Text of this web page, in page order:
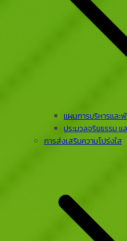
แผนการบริหารแล
ประมวลจริยธรรม แ
การส่งเสริมความโปร่งใส